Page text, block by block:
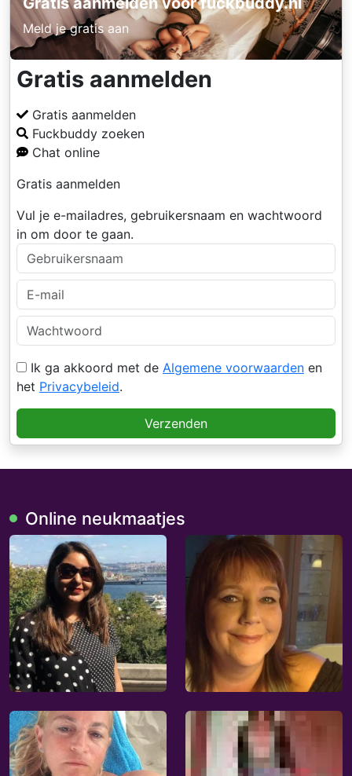
Meld je gratis aan
Gratis aanmelden
Gratis aanmelden
Fuckbuddy zoeken
Chat online
Gratis aanmelden
Vul je e-mailadres, gebruikersnaam en wachtwoord
in om door te gaan.
Ik ga akkoord met de Algemene voorwaarden en
het Privacybeleid.
Verzenden
Online neukmaatjes